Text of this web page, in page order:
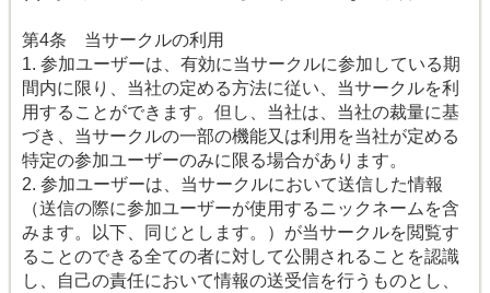
第4条 当サークルの利用
1. 参加ユーザーは、有効に当サークルに参加している期
間内に限り、当社の定める方法に従い、当サークルを利
用することができます。但し、当社は、当社の裁量に基
づき、当サークルの一部の機能又は利用を当社が定める
特定の参加ユーザーのみに限る場合があります。
2. 参加ユーザーは、当サークルにおいて送信した情報
（送信の際に参加ユーザーが使用するニックネームを含
みます。以下、同じとします。）が当サークルを閲覧す
ることのできる全ての者に対して公開されることを認識
し、自己の責任において情報の送受信を行うものとし、